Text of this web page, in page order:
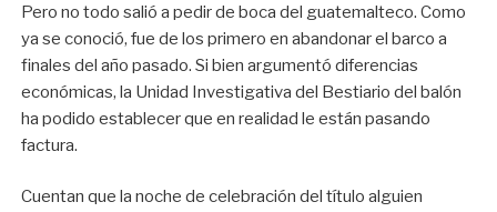
Pero no todo salió a pedir de boca del guatemalteco. Como
ya se conoció, fue de los primero en abandonar el barco a
finales del año pasado. Si bien argumentó diferencias
económicas, la Unidad Investigativa del Bestiario del balón
ha podido establecer que en realidad le están pasando
factura.
Cuentan que la noche de celebración del título alguien